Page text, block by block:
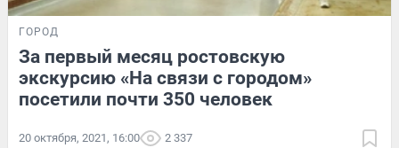
ГОРОД
За первый месяц ростовскую
экскурсию «На связи с городом»
посетили почти 350 человек
20 октября, 2021, 16:00 2 337